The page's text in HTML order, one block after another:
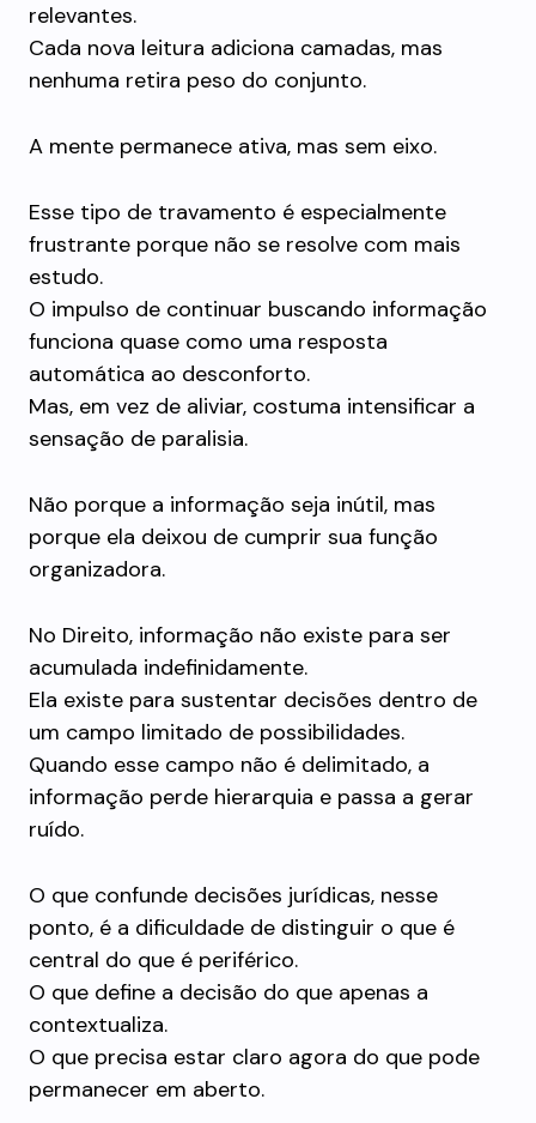
relevantes.
Cada nova leitura adiciona camadas, mas
nenhuma retira peso do conjunto.
A mente permanece ativa, mas sem eixo.
Esse tipo de travamento é especialmente
frustrante porque não se resolve com mais
estudo.
O impulso de continuar buscando informação
funciona quase como uma resposta
automática ao desconforto.
Mas, em vez de aliviar, costuma intensificar a
sensação de paralisia.
Não porque a informação seja inútil, mas
porque ela deixou de cumprir sua função
organizadora.
No Direito, informação não existe para ser
acumulada indefinidamente.
Ela existe para sustentar decisões dentro de
um campo limitado de possibilidades.
Quando esse campo não é delimitado, a
informação perde hierarquia e passa a gerar
ruído.
O que confunde decisões jurídicas, nesse
ponto, é a dificuldade de distinguir o que é
central do que é periférico.
O que define a decisão do que apenas a
contextualiza.
O que precisa estar claro agora do que pode
permanecer em aberto.